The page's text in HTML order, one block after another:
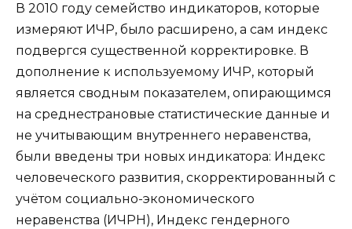
В 2010 году семейство индикаторов, которые
измеряют ИЧР, было расширено, а сам индекс
подвергся существенной корректировке. В
дополнение к используемому ИЧР, который
является сводным показателем, опирающимся
на среднестрановые статистические данные и
не учитывающим внутреннего неравенства,
были введены три новых индикатора: Индекс
человеческого развития, скорректированный с
учётом социально-экономического
неравенства (ИЧРН), Индекс гендерного